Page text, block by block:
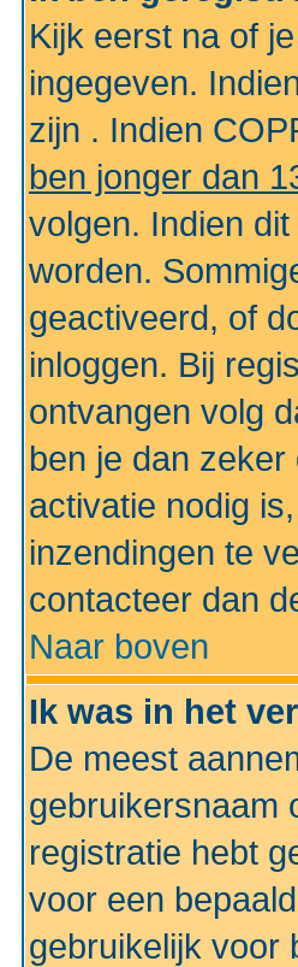
Kijk eerst na of
ingegeven.
zijn . Indien
ben jonger dan
volgen. Indien
worden.
geactiveerd, of
inloggen. Bij
ontvangen volg
ben je dan
activatie nodig
inzendingen te
contacteer dan
Naar boven
Ik was in het
De meest
gebruikersnaam
registratie hebt
voor een
gebruikelijk voor